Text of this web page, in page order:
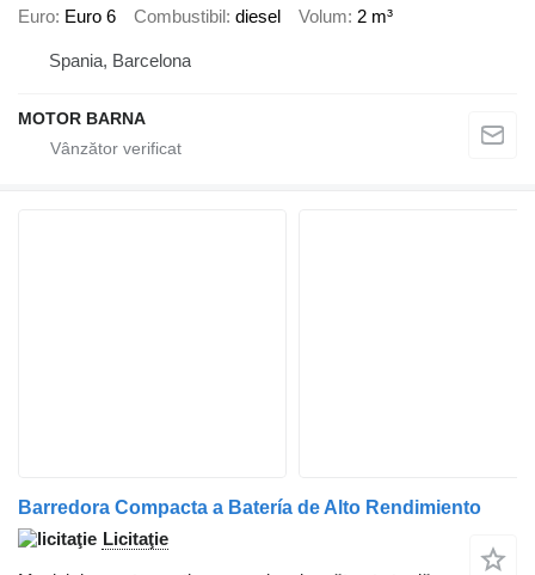
Euro Euro 6 Combustibil diesel Volum 2 m³
Spania, Barcelona
MOTOR BARNA
Barredora Compacta a Batería de Alto Rendimiento
Licitaţie